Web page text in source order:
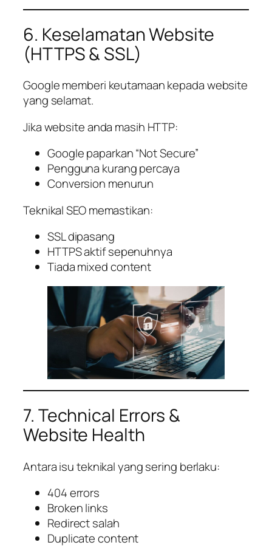
6. Keselamatan Website
(HTTPS & SSL)
Google memberi keutamaan kepada website
yang selamat.
Jika website anda masih HTTP:
Google paparkan “Not Secure”
Pengguna kurang percaya
Conversion menurun
Teknikal SEO memastikan:
SSL dipasang
HTTPS aktif sepenuhnya
Tiada mixed content
7. Technical Errors &
Website Health
Antara isu teknikal yang sering berlaku:
404 errors
Broken links
Redirect salah
Duplicate content